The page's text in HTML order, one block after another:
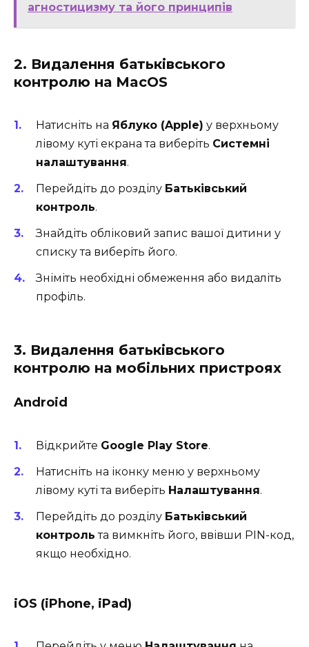
агностицизму та його принципів
2. Видалення батьківського
контролю на MacOS
Натисніть на Яблуко (Apple) у верхньому
лівому куті екрана та виберіть Системні
налаштування.
Перейдіть до розділу Батьківський
контроль.
Знайдіть обліковий запис вашої дитини у
списку та виберіть його.
Зніміть необхідні обмеження або видаліть
профіль.
3. Видалення батьківського
контролю на мобільних пристроях
Android
Відкрийте Google Play Store.
Натисніть на іконку меню у верхньому
лівому куті та виберіть Налаштування.
Перейдіть до розділу Батьківський
контроль та вимкніть його, ввівши PIN-код,
якщо необхідно.
iOS (iPhone, iPad)